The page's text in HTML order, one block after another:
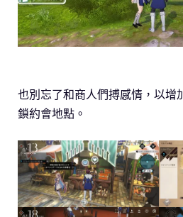
也別忘了和商人們搏感情，以增
鎖約會地點。